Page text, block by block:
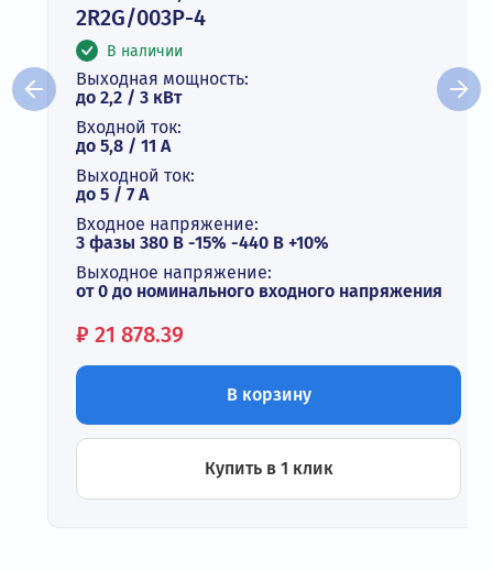
2R2G/003P-4
В наличии
Выходная мощность:
до 2,2 / 3 кВт
Входной ток:
до 5,8 / 11 А
Выходной ток:
до 5 / 7 A
Входное напряжение:
3 фазы 380 В -15% -440 В +10%
Выходное напряжение:
от 0 до номинального входного напряжения
Цена:
₽ 21 878.39
В корзину
Купить в 1 клик